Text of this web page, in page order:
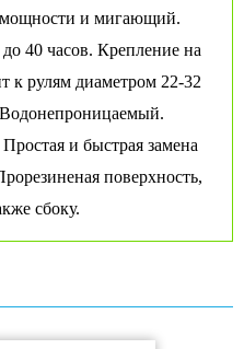
и мигающий.
40 часов. Крепление на
к рулям диаметром 22-32
и быстрая замена
поверхность,
сбоку.